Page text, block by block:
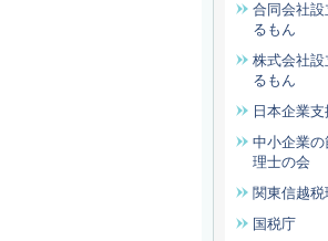
合同会社設
るもん
株式会社設
るもん
日本企業
中小企業
理士の会
関東信越税
国税庁